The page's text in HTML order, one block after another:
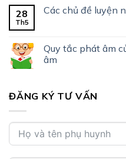
28
Th5
Các chủ đề luyện
Quy tắc phát âm
âm
ĐĂNG KÝ TƯ VẤN